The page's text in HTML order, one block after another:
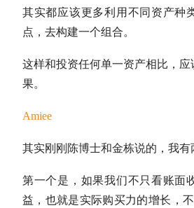
其实都应该更多利用不同资产种
点，去构建一个组合。
这样和投资任何单一资产相比，
果。
Amiee
其实刚刚陈博士和金栋说的，我有
第一个是，如果我们不只看账面
益，也就是实际购买力的增长，